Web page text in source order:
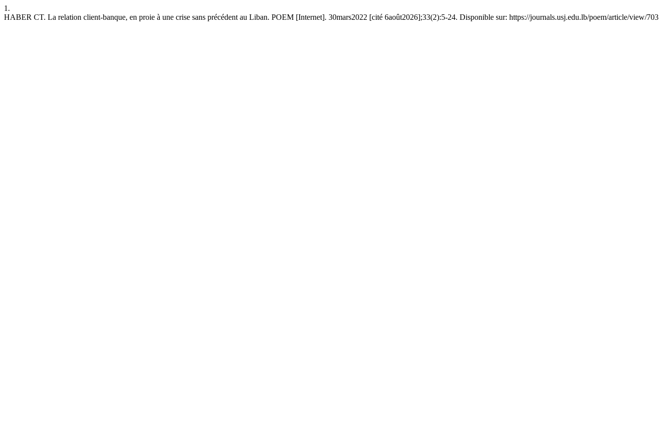
1.
HABER CT. La relation client-banque, en proie à une crise sans précédent au Liban. POEM [Internet]. 30mars2022 [cité 6août2026];33(2):5-24. Disponible sur: https://journals.usj.edu.lb/poem/article/view/703